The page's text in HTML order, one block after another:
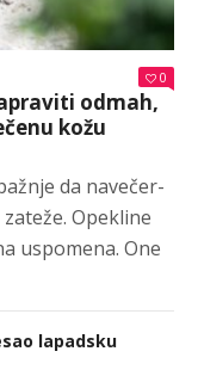
0
odmah,
kožu
da navečer-
Opekline
uspomena. One
lapadsku